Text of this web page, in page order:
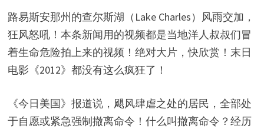
路易斯安那州的查尔斯湖（Lake Charles）风雨交加，
狂风怒吼！本条新闻用的视频都是当地洋人叔叔们冒
着生命危险拍上来的视频！绝对大片，快欣赏！末日
电影《2012》都没有这么疯狂了！
《今日美国》报道说，飓风肆虐之处的居民，全部处
于自愿或紧急强制撤离命令！什么叫撤离命令？经历